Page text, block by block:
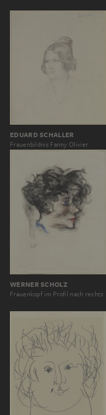
EDUARD SCHALLER
Frauenbildnis Fanny Olivier
WERNER SCHOLZ
Frauenkopf im Profil nach rechts